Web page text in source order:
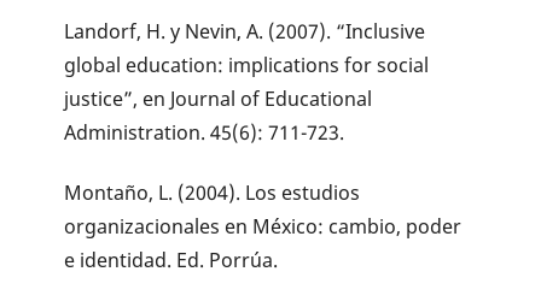
Landorf, H. y Nevin, A. (2007). “Inclusive
global education: implications for social
justice”, en Journal of Educational
Administration. 45(6): 711-723.
Montaño, L. (2004). Los estudios
organizacionales en México: cambio, poder
e identidad. Ed. Porrúa.